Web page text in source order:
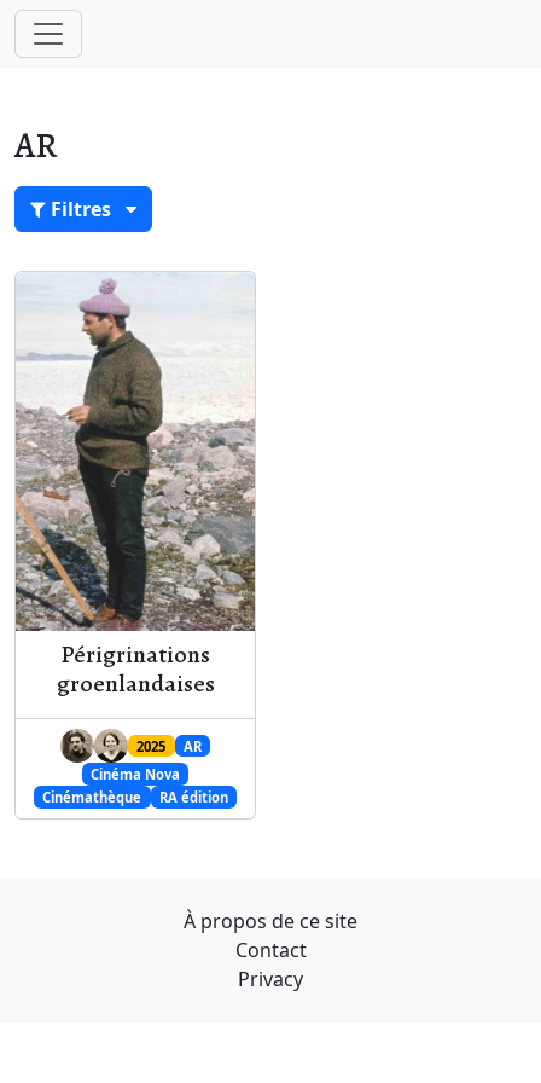
AR
Filtres
Périgrinations
groenlandaises
2025
AR
Cinéma Nova
Cinémathèque
RA édition
À propos de ce site
Contact
Privacy